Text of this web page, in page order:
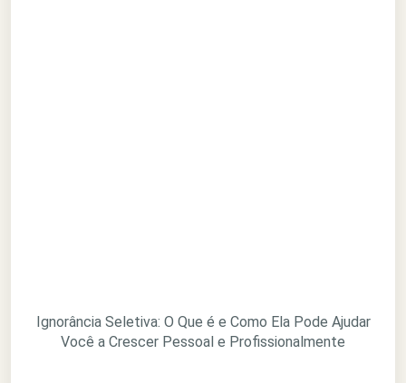
Ignorância Seletiva: O Que é e Como Ela Pode Ajudar
Você a Crescer Pessoal e Profissionalmente